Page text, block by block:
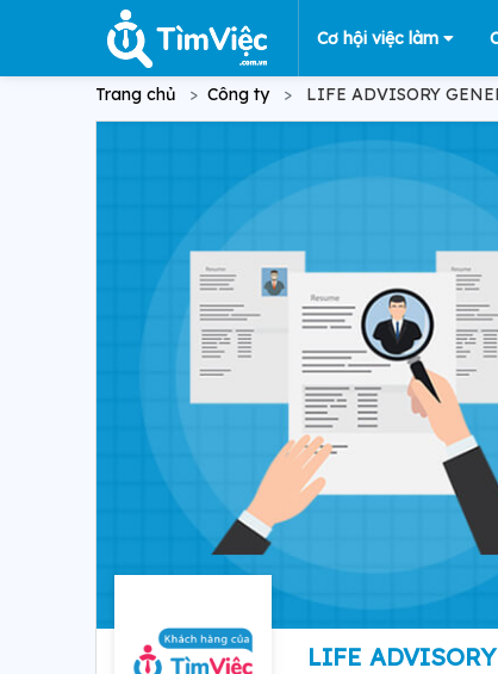
Cơ hội việc làm
Trang chủ Công ty LIFE ADVISORY
LIFE